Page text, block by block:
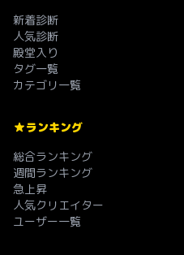
新着診断
人気診断
殿堂入り
タグ一覧
カテゴリ一覧
ランキング
総合ランキング
週間ランキング
急上昇
人気クリエイター
ユーザー一覧